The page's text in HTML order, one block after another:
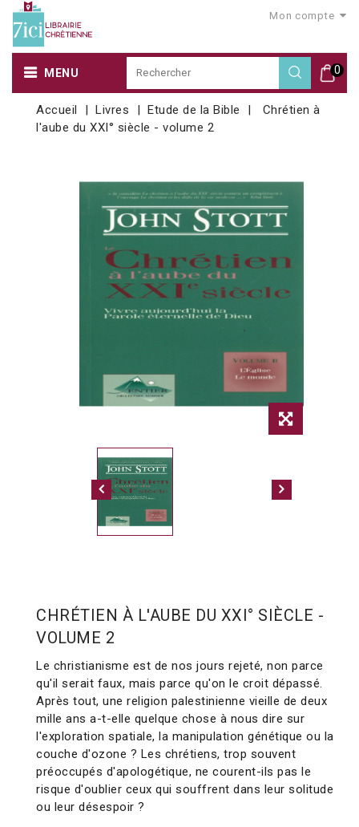
Mon compte
0
MENU
Accueil Livres Etude de la Bible
Chrétien à
l'aube du XXI° siècle - volume 2
CHRÉTIEN À L'AUBE DU XXI° SIÈCLE -
VOLUME 2
Le christianisme est de nos jours rejeté, non parce
qu'il serait faux, mais parce qu'on le croit dépassé.
Après tout, une religion palestinienne vieille de deux
mille ans a-t-elle quelque chose à nous dire sur
l'exploration spatiale, la manipulation génétique ou la
couche d'ozone ? Les chrétiens, trop souvent
préoccupés d'apologétique, ne courent-ils pas le
risque d'oublier ceux qui souffrent dans leur solitude
ou leur désespoir ?